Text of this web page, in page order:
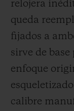
relojera
queda
fijados a
sirve de
enfoque
calibre